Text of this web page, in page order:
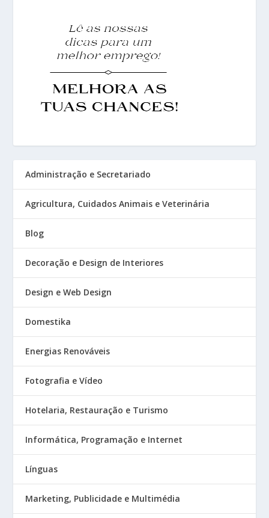
Administração e Secretariado
Agricultura, Cuidados Animais e Veterinária
Blog
Decoração e Design de Interiores
Design e Web Design
Domestika
Energias Renováveis
Fotografia e Vídeo
Hotelaria, Restauração e Turismo
Informática, Programação e Internet
Línguas
Marketing, Publicidade e Multimédia